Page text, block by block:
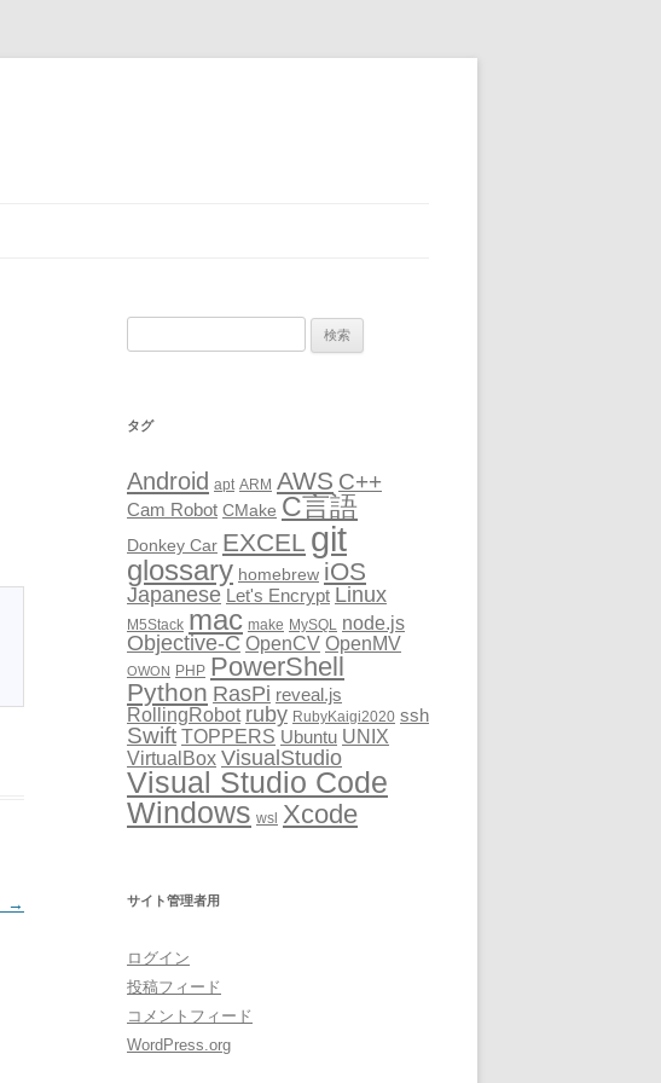
→
タグ
Android apt ARM AWS C++
Cam Robot CMake C言語
Donkey Car EXCEL git
glossary homebrew iOS
Japanese Let's Encrypt Linux
M5Stack mac make MySQL node.js
Objective-C OpenCV OpenMV
OWON PHP PowerShell
Python RasPi reveal.js
RollingRobot ruby RubyKaigi2020 ssh
Swift TOPPERS Ubuntu UNIX
VirtualBox VisualStudio
Visual Studio Code
Windows wsl Xcode
サイト管理者用
ログイン
投稿フィード
コメントフィード
WordPress.org